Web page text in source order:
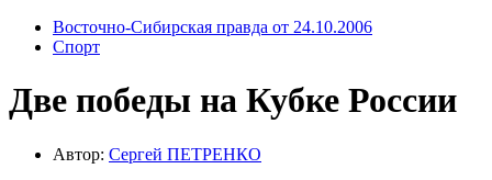
Восточно-Сибирская правда от 24.10.2006
Спорт
Две победы на Кубке России
Автор: Сергей ПЕТРЕНКО